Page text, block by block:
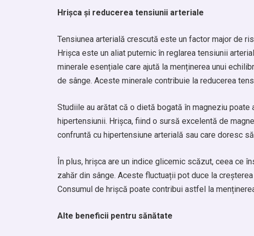
Hrișca și reducerea tensiunii arteriale
Tensiunea arterială crescută este un factor major de
Hrișca este un aliat puternic în reglarea tensiunii
minerale esențiale care ajută la menținerea unui
de sânge. Aceste minerale contribuie la reducerea
Studiile au arătat că o dietă bogată în magneziu
hipertensiunii. Hrișca, fiind o sursă excelentă de
confruntă cu hipertensiune arterială sau care doresc
În plus, hrișca are un indice glicemic scăzut, ceea ce
zahăr din sânge. Aceste fluctuații pot duce la
Consumul de hrișcă poate contribui astfel la
Alte beneficii pentru sănătate